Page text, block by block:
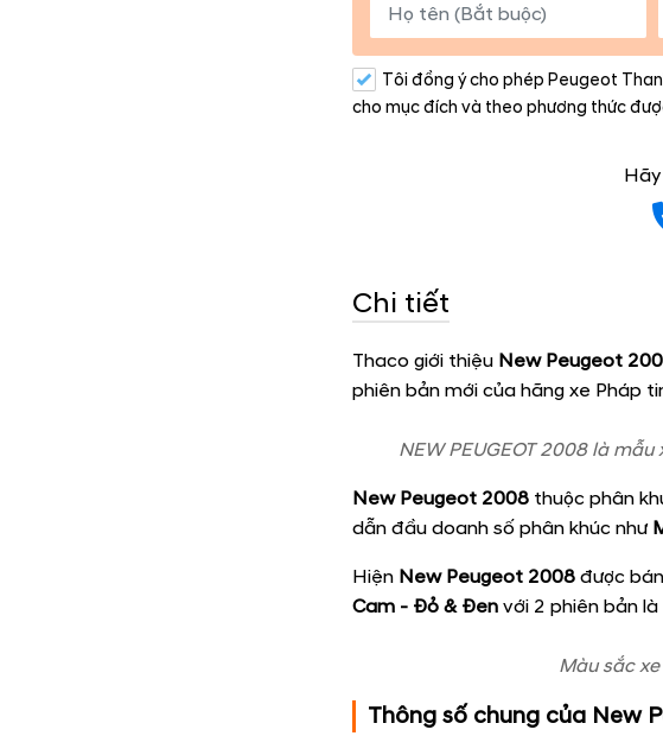
Tôi đồng ý cho phép Peugeot
cho mục đích và theo phương thức
Chi tiết
Thaco giới thiệu New Peugeot
phiên bản mới của hãng xe Pháp
NEW PEUGEOT 2008 là
New Peugeot 2008 thuộc phân
dẫn đầu doanh số phân khúc như
Hiện New Peugeot 2008 được
Cam - Đỏ & Đen với 2 phiên bản là